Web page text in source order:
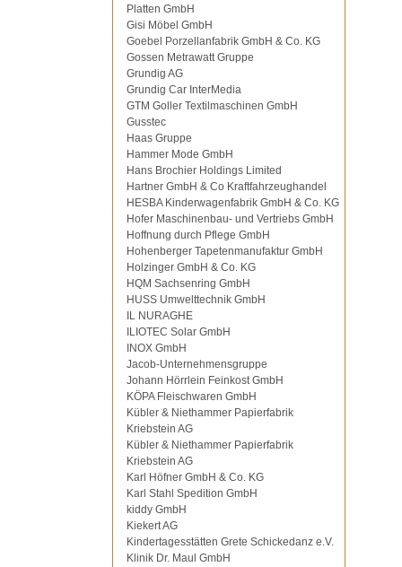
Platten GmbH
Gisi Möbel GmbH
Goebel Porzellanfabrik GmbH & Co. KG
Gossen Metrawatt Gruppe
Grundig AG
Grundig Car InterMedia
GTM Goller Textilmaschinen GmbH
Gusstec
Haas Gruppe
Hammer Mode GmbH
Hans Brochier Holdings Limited
Hartner GmbH & Co Kraftfahrzeughandel
HESBA Kinderwagenfabrik GmbH & Co. KG
Hofer Maschinenbau- und Vertriebs GmbH
Hoffnung durch Pflege GmbH
Hohenberger Tapetenmanufaktur GmbH
Holzinger GmbH & Co. KG
HQM Sachsenring GmbH
HUSS Umwelttechnik GmbH
IL NURAGHE
ILIOTEC Solar GmbH
INOX GmbH
Jacob-Unternehmensgruppe
Johann Hörrlein Feinkost GmbH
KÖPA Fleischwaren GmbH
Kübler & Niethammer Papierfabrik
Kriebstein AG
Kübler & Niethammer Papierfabrik
Kriebstein AG
Karl Höfner GmbH & Co. KG
Karl Stahl Spedition GmbH
kiddy GmbH
Kiekert AG
Kindertagesstätten Grete Schickedanz e.V.
Klinik Dr. Maul GmbH